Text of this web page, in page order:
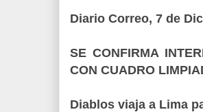
Diario Correo, 7 de
SE CONFIRMA
CON CUADRO
Diablos viaja a Lima